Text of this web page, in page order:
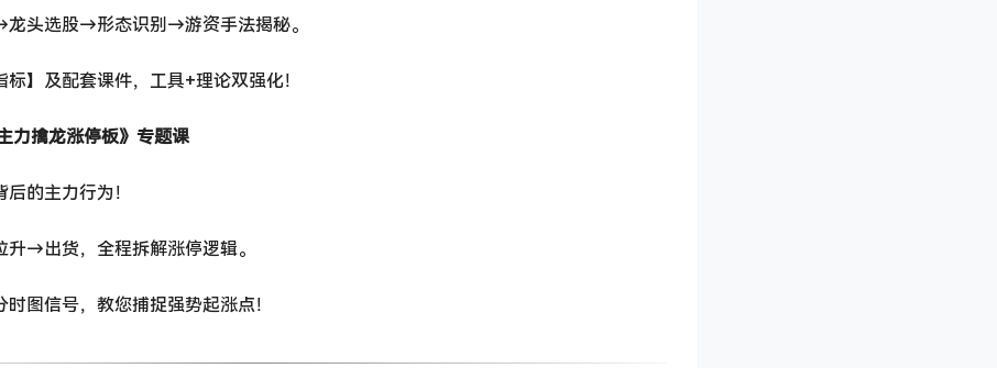
龙头选股→形态识别→游资手法揭秘。
】及配套课件，工具+理论双强化！
力擒龙涨停板》专题课
的主力行为！
→出货，全程拆解涨停逻辑。
图信号，教您捕捉强势起涨点！